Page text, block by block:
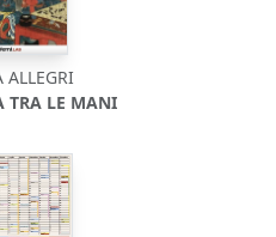
ALLEGRI
TRA LE MANI